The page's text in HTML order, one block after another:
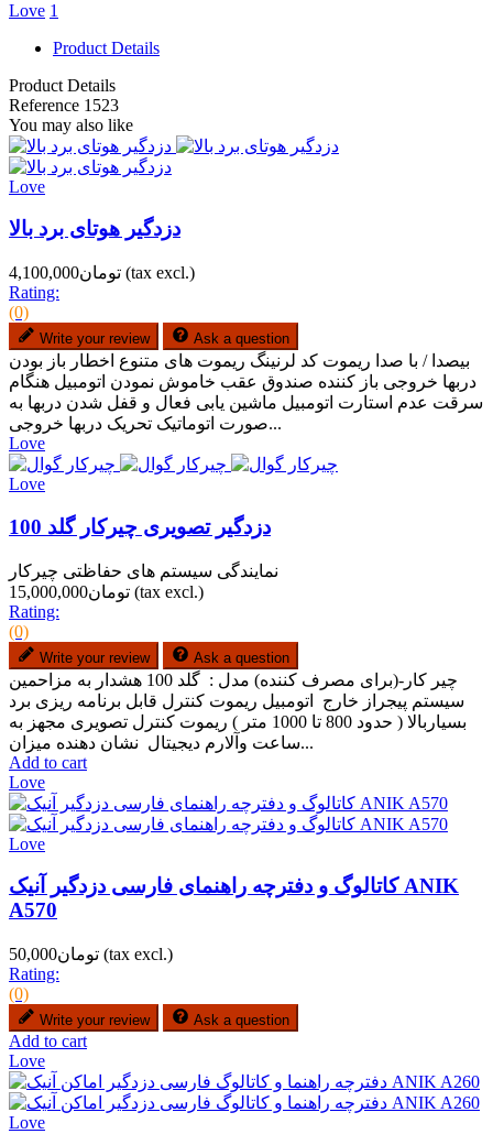
Love 1
Product Details
Product Details
Reference 1523
You may also like
Love
دزدگیر هوتای برد بالا
تومان4,100,000 (tax excl.)
Rating:
(0)
Write your review Ask a question
بیصدا / با صدا ریموت کد لرنینگ ریموت های متنوع اخطار باز بودن
دربها خروجی باز کننده صندوق عقب خاموش نمودن اتومبیل هنگام
سرقت عدم استارت اتومبیل ماشین یابی فعال و قفل شدن دربها به
صورت اتوماتیک تحریک دربها خروجی...
Love
Love
دزدگیر تصویری چیرکار گلد 100
نمایندگی سیستم های حفاظتی چیرکار
تومان15,000,000 (tax excl.)
Rating:
(0)
Write your review Ask a question
چیر کار-(برای مصرف کننده) مدل : گلد 100 هشدار به مزاحمین
سیستم پیجراز خارج اتومبیل ریموت کنترل قابل برنامه ریزی برد
بسیاربالا ( حدود 800 تا 1000 متر ) ریموت کنترل تصویری مجهز به
ساعت وآلارم دیجیتال نشان دهنده میزان...
Add to cart
Love
Love
کاتالوگ و دفترچه راهنمای فارسی دزدگیر آنیک ANIK
A570
تومان50,000 (tax excl.)
Rating:
(0)
Write your review Ask a question
Add to cart
Love
Love